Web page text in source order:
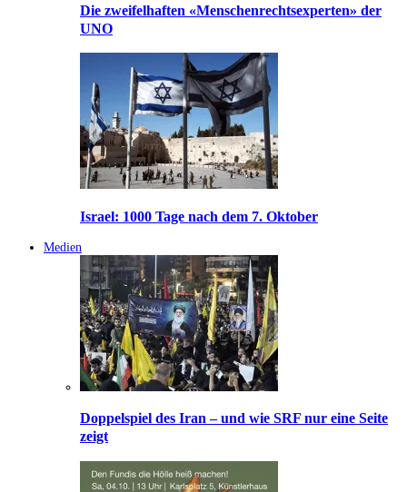
Die zweifelhaften «Menschenrechtsexperten» der
UNO
Israel: 1000 Tage nach dem 7. Oktober
Medien
Doppelspiel des Iran – und wie SRF nur eine Seite
zeigt